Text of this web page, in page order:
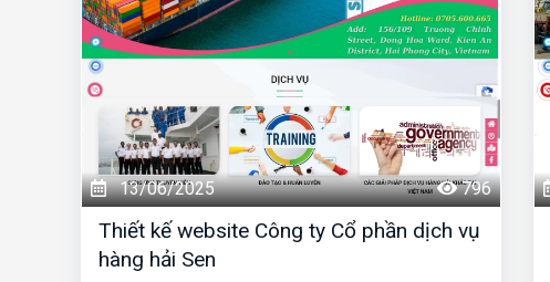
13/06/2025 796
Thiết kế website Công ty Cổ phần dịch vụ
hàng hải Sen